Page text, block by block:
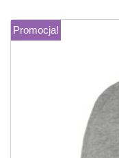
Promocja!